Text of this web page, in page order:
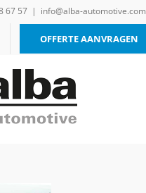
67 57 | info@alba-automotive.com
OFFERTE AANVRAGEN